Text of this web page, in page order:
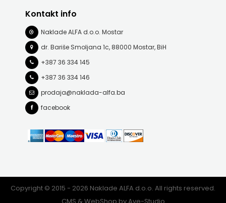
HNŽ
V.B.Z.
VERBUM
VORTO
ZNANJE
Kontakt info
Naklade ALFA d.o.o. Mostar
dr. Bariše Smoljana 1c, 88000 Mostar, BiH
+387 36 334 145
+387 36 334 146
prodaja@naklada-alfa.ba
facebook
Copyright © 2015 - 2026 Naklade ALFA d.o.o. All rights reserved.